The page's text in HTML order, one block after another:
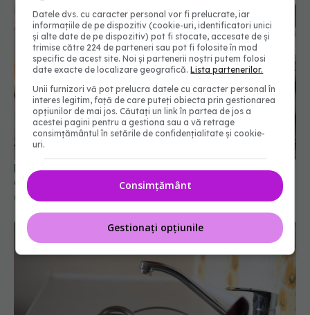
De ce să prăjești cartofii de 2 ori. Restaurantele
adoră acest truc
03 feb 2026, 17:20
Datele dvs. cu caracter personal vor fi prelucrate, iar
informațiile de pe dispozitiv (cookie-uri, identificatori unici
și alte date de pe dispozitiv) pot fi stocate, accesate de și
trimise către 224 de parteneri sau pot fi folosite în mod
specific de acest site. Noi și partenerii noștri putem folosi
date exacte de localizare geografică.Lista partenerilor.
Unii furnizori vă pot prelucra datele cu caracter personal în
interes legitim, față de care puteți obiecta prin gestionarea
opțiunilor de mai jos. Căutați un link în partea de jos a
acestei pagini pentru a gestiona sau a vă retrage
consimțământul în setările de confidențialitate și cookie-
uri.
Consimțământ
Gestionați opțiunile